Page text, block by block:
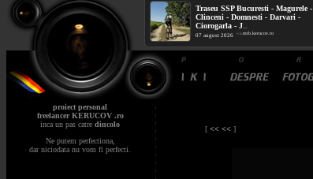
Traseu SSP Bucuresti - Magurele -
Clinceni - Domnesti - Darvari -
Ciorogarla - J...
07 august 2026 / via mtb.kerucov.ro
proiect personal
freelancer KERUCOV .ro
inca un pas catre dincolo
Ne putem perfectiona,
dar niciodata nu vom fi perfecti.
[<< << ]